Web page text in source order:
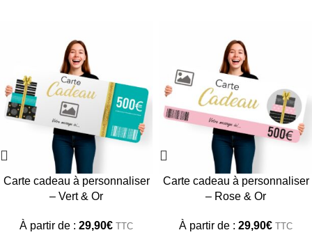
Carte cadeau à personnaliser
– Vert & Or
À partir de : 29,90€ TTC
Carte cadeau à personnaliser
– Rose & Or
À partir de : 29,90€ TTC